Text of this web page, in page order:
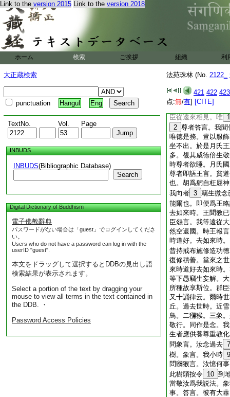
Link to the version 2015 Link to the version 2018
ホーム 検索 ご挨拶 組織 利
大正蔵検索
punctuation Hangul Eng
TextNo. Vol. Page
INBUDS
INBUDS(Bibliographic Database)
Search
Digital Dictionary of Buddhism
電子佛教辭典
パスワードがない場合は「guest」でログインしてくださ
い。
Users who do not have a password can log in with the
userID "guest".
本文をドラッグして選択するとDDBの見出し語
検索結果が表示されます。
Select a portion of the text by dragging your
mouse to view all terms in the text contained in
the DDB. ・
Password Access Policies
法苑珠林 (No. 2122_
421 422 423
点:無/有] [CITE]
燈然百千燈明終不
前破戒僧尼説法化
各須自愼。縱欺得
獲一毫之益。唯加
又雜寶藏經云。月
罽賓國尊者阿羅漢
欲相見。即與諸臣
生念言。我今爲王
敬伏。自非有徳何
便前進。彼國有人
臣從遠來相見。唯 1
2 尊者答言。我
唯徳是務。豈以服
坐不出。於是月氏
多。覩其威徳倍生
時尊者欲睡。月氏
尊者即語王言。貧
也。胡爲躬自枉屈
我向者 3 竊生微念
能爾也。即便爲王
去如來時。王聞教
臣怨言。我等遠從
然空還國。時王報
時道好。去如來時
昔持戒布施修造功
復修積善。當來之
來時道好去如來時
等下愚竊生妄解。
所種故享斯位。群
又十誦律云。爾時
丘。過去世時。近
鳥。二獼猴。三象
敬行。同作是念。
生者應供養尊重教
問象言。汝念過去 7
樹。象言。我小時 9
問獼猴言。汝憶何
此樹頭按令 10 到
當敬汝爲我説法。
事。答言。彼有大